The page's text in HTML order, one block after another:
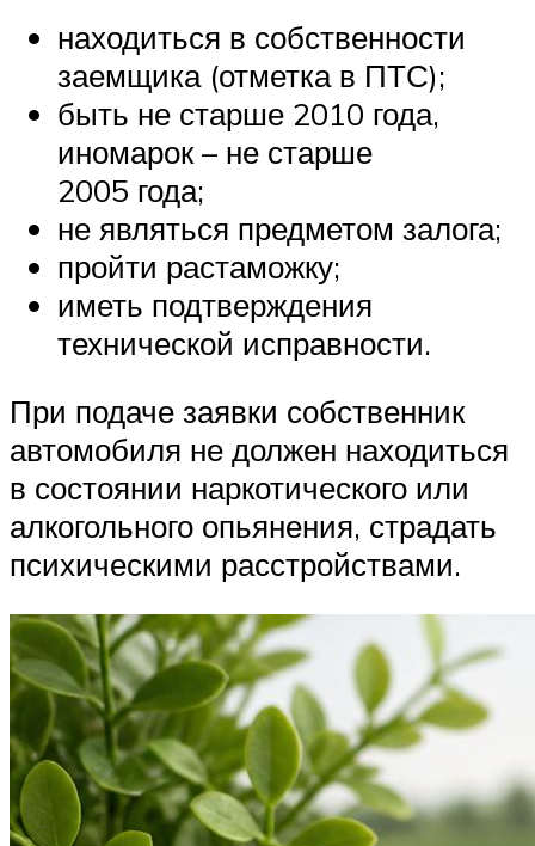
находиться в собственности
заемщика (отметка в ПТС);
быть не старше 2010 года,
иномарок – не старше
2005 года;
не являться предметом залога;
пройти растаможку;
иметь подтверждения
технической исправности.
При подаче заявки собственник
автомобиля не должен находиться
в состоянии наркотического или
алкогольного опьянения, страдать
психическими расстройствами.